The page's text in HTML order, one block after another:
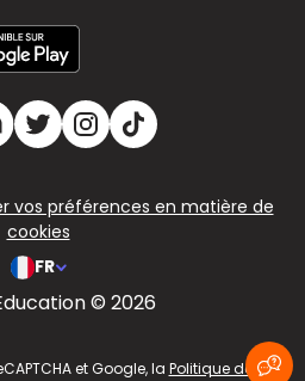
vos préférences en matière de
cookies
FR
© 2026
et Google, la Politique de